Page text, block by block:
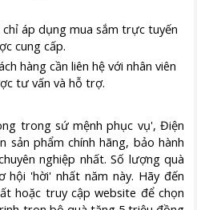
áp dụng mua sắm trực tuyến
cung cấp.
hàng cần liên hệ với nhân viên
tư vấn và hỗ trợ.
trong sứ mệnh phục vụ', Điện
sản phẩm chính hãng, bảo hành
nghiệp nhất. Số lượng quà
'hời' nhất năm này. Hãy đến
hoặc truy cập website để chọn